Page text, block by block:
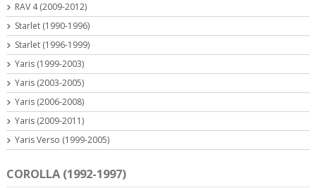
COROLLA (1992-1997)
RAV 4 (2009-2012)
Starlet (1990-1996)
Starlet (1996-1999)
Yaris (1999-2003)
Yaris (2003-2005)
Yaris (2006-2008)
Yaris (2009-2011)
Yaris Verso (1999-2005)